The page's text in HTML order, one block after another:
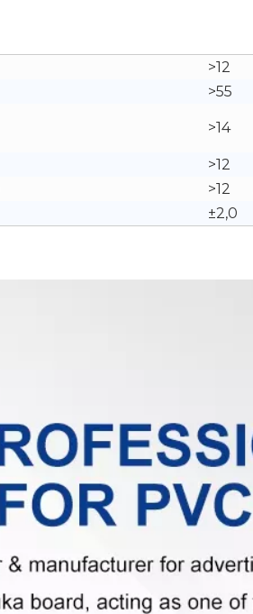
>12
>55
>14
>12
>12
±2,0